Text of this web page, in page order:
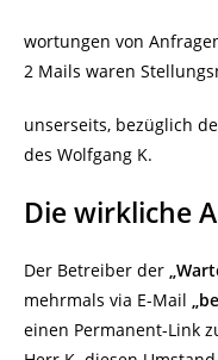
wortungen von
2 Mails waren
unserseits, bezüglich
des Wolfgang K.
Die wirkliche
Der Betreiber der
mehrmals via E-Mail
einen Permanent-Link